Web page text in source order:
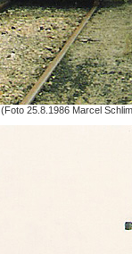
(Foto 25.8.1986 Marcel